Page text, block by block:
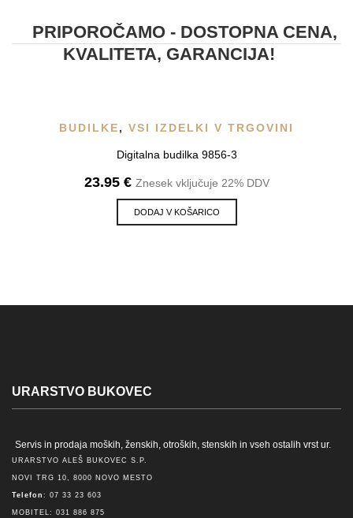
PRIPOROČAMO - DOSTOPNA CENA,
KVALITETA, GARANCIJA!
BUDILKE, VSI IZDELKI V TRGOVINI
Digitalna budilka 9856-3
23.95 € Znesek vključuje 22% DDV
DODAJ V KOŠARICO
URARSTVO BUKOVEC
Servis in prodaja moških, ženskih, otroških, stenskih in vseh ostalih vrst ur.
URARSTVO ALEŠ BUKOVEC S.P.
NOVI TRG 10, 8000 NOVO MESTO
Telefon : 07 33 23 603
MOBITEL: 031 886 875